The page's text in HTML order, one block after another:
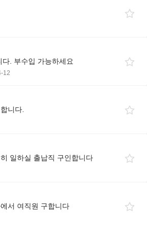
. 부수입 가능하세요
12
니다.
일하실 출납직 구인합니다
서 여직원 구합니다